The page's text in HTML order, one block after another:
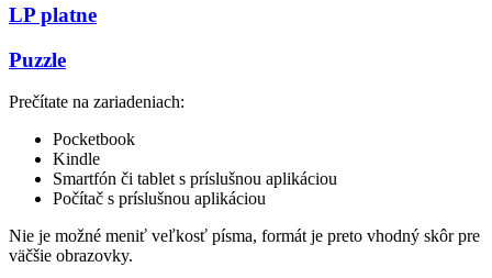
LP platne
Puzzle
Prečítate na zariadeniach:
Pocketbook
Kindle
Smartfón či tablet s príslušnou aplikáciou
Počítač s príslušnou aplikáciou
Nie je možné meniť veľkosť písma, formát je preto vhodný skôr pre
väčšie obrazovky.